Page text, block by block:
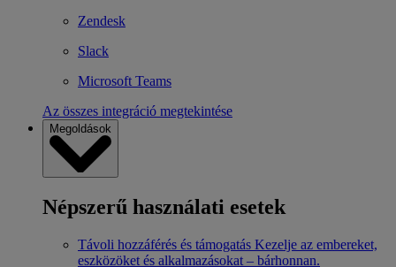
Zendesk
Slack
Microsoft Teams
Az összes integráció megtekintése
Megoldások
Népszerű használati esetek
Távoli hozzáférés és támogatás Kezelje az embereket,
eszközöket és alkalmazásokat – bárhonnan.